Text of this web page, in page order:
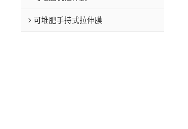
可堆肥手持式拉伸膜